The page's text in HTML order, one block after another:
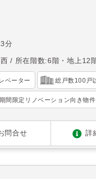
分
所在階数:6階・地上12
ベーター 総戸数100戸
期間限定リノベーション向き物件
問合せ 詳